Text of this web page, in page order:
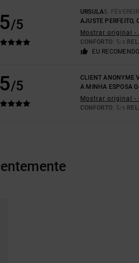
5/5
URSULA5.
AJUSTE PERFEITO,
Mostrar original -
CONFORTO: 5/5
EU
5/5
CLIENT ANONYME
A MINHA ESPOSA
Mostrar original -
CONFORTO: 5/5